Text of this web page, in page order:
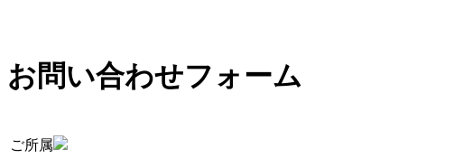
お問い合わせフォーム
ご所属